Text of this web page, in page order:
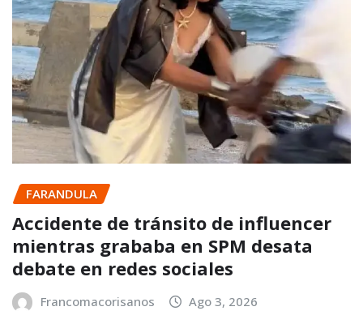
FARANDULA
Accidente de tránsito de influencer
mientras grababa en SPM desata
debate en redes sociales
Francomacorisanos Ago 3, 2026